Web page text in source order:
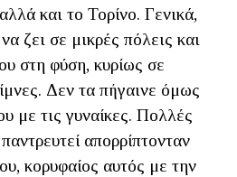
και το Τορίνο. Γενικά,
ζει σε μικρές πόλεις και
στη φύση, κυρίως σε
Δεν τα πήγαινε όμως
με τις γυναίκες. Πολλές
απορρίπτονταν
κορυφαίος αυτός με την